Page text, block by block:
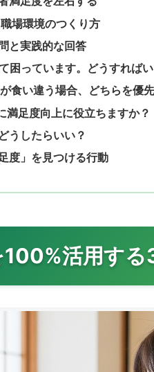
場環境のつくり方
と実践的な回答
困っています。どうすれば
食い違う場合、どちらを優
足度向上に役立ちますか？
うしたらいい？
度」を見つける行動
活用する